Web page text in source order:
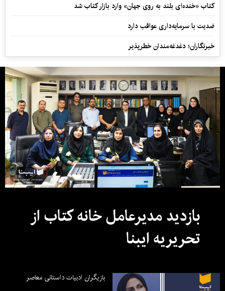
کتاب «خنده‌ای بلند به روی جهان» وارد بازار کتاب شد
ضدیت با سرمایه‌داری عواقب دارد
خبرنگاران؛ دغدغه‌مندان خطرپذیر
بازدید مدیرعامل خانه کتاب از
تحریریه ایبنا
بازیگران ادبیات داستانی معاصر